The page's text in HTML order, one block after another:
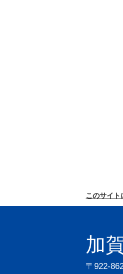
このサイト
加
〒922-